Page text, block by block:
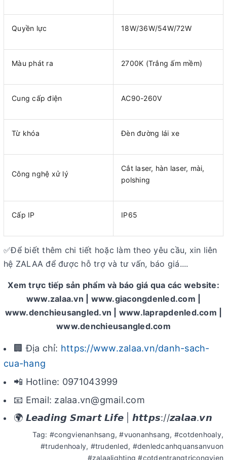
Quyền lực 18W/36W/54W/72W
Màu phát ra 2700K (Trắng ấm mềm)
Cung cấp điện AC90-260V
Từ khóa Đèn đường lái xe
Công nghệ xử lý
Cắt laser, hàn laser, mài,
polshing
Cấp IP IP65
✅Để biết thêm chi tiết hoặc làm theo yêu cầu, xin liên
hệ ZALAA để được hỗ trợ và tư vấn, báo giá....
Xem trực tiếp sản phẩm và báo giá qua các website:
www.zalaa.vn | www.giacongdenled.com |
www.denchieusangled.vn | www.laprapdenled.com |
www.denchieusangled.com
🏢 Địa chỉ: https://www.zalaa.vn/danh-sach-
cua-hang
📲 Hotline: 0971043999
📧 Email: zalaa.vn@gmail.com
🌍 𝙇𝙚𝙖𝙙𝙞𝙣𝙜 𝙎𝙢𝙖𝙧𝙩 𝙇𝙞𝙛𝙚 | 𝙝𝙩𝙩𝙥𝙨://𝙯𝙖𝙡𝙖𝙖.𝙫𝙣
Tag: #congvienanhsang, #vuonanhsang, #cotdenhoaly,
#trudenhoaly, #trudenled, #denledcanhquansanvuon
#zalaalighting #cotdentrangtricongvien